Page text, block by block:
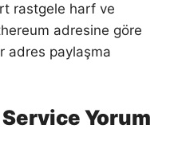
rastgele harf ve
adresine göre
adres paylaşma
Yorum